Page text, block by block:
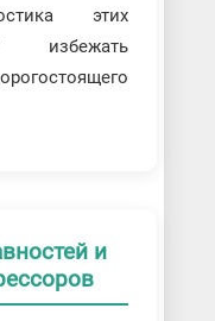
этих
избежать
и